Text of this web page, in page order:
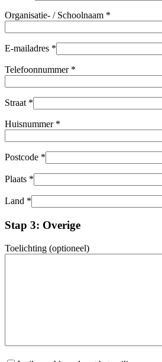
Organisatie- / Schoolnaam *
E-mailadres *
Telefoonnummer *
Straat *
Huisnummer *
Postcode *
Plaats *
Land *
Stap 3: Overige
Toelichting (optioneel)